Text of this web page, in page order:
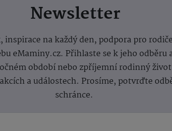
Newsletter
na každý den, podpora pro
eMaminy.cz. Přihlaste se k jeho odběru
období nebo zpříjemní rodinný
a událostech. Prosíme, potvrďte
schránce.